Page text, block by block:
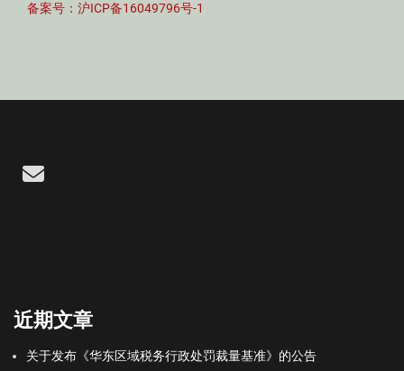
备案号：沪ICP备16049796号-1
Email
近期文章
关于发布《华东区域税务行政处罚裁量基准》的公告